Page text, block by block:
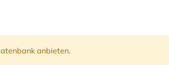
anbieten.